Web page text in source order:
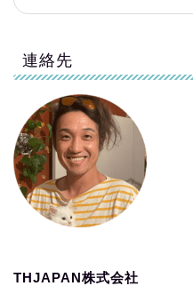
連絡先
THJAPAN株式会社